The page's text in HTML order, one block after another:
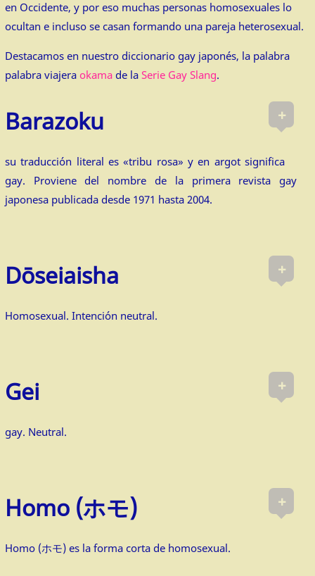
en Occidente, y por eso muchas personas homosexuales lo
ocultan e incluso se casan formando una pareja heterosexual.
Destacamos en nuestro diccionario gay japonés, la palabra
palabra viajera okamade la Serie Gay Slang.
+
Barazoku
su traducción literal es «tribu rosa» y en argot significa
gay. Proviene del nombre de la primera revista gay
japonesa publicada desde 1971 hasta 2004.
+
Dōseiaisha
Homosexual. Intención neutral.
+
Gei
gay. Neutral.
+
Homo (ホモ)
Homo (ホモ) es la forma corta de homosexual.